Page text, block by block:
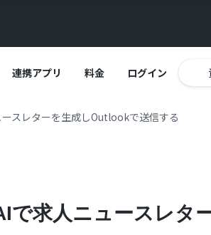
連携アプリ 料金 ログイン
スレターを生成しOutlookで送信する
求人ニュースレタ